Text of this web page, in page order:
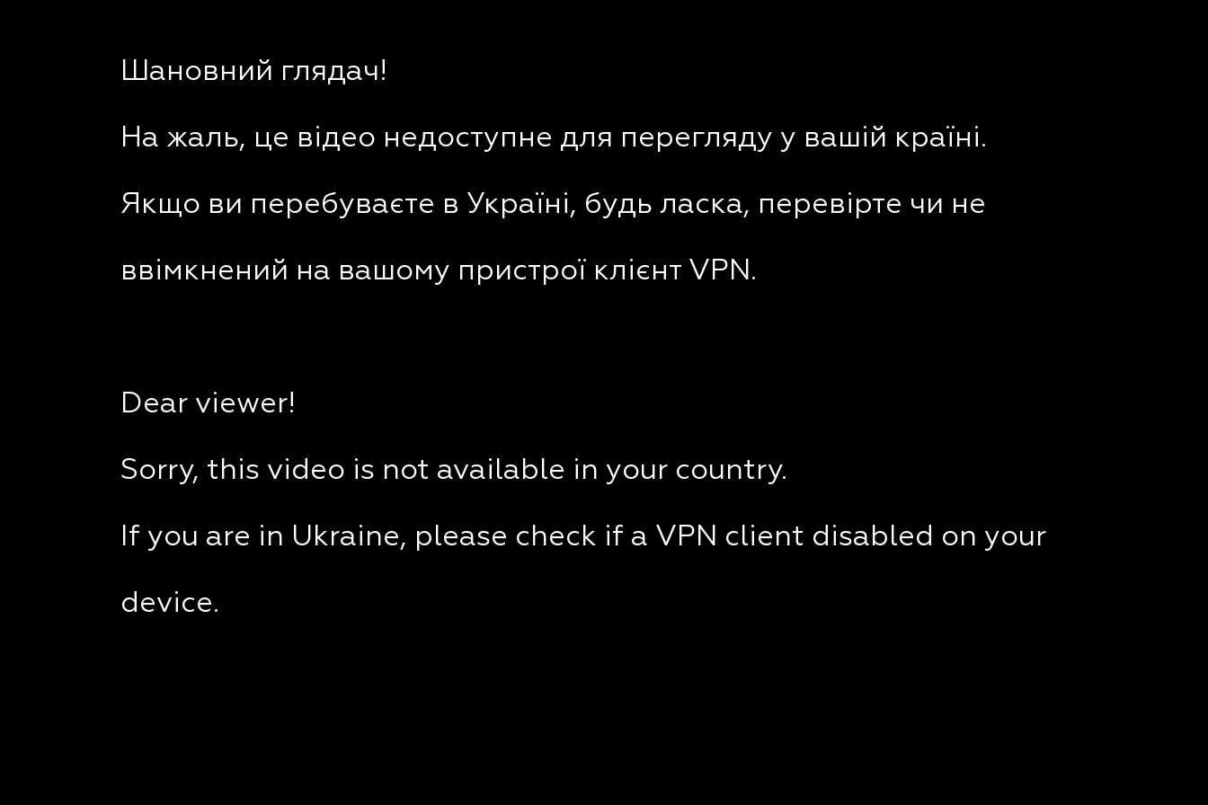
Шановний глядач!
На жаль, це відео недоступне для перегляду у вашій країні.
Якщо ви перебуваєте в Україні, будь ласка, перевірте чи не
ввімкнений на вашому пристрої клієнт VPN.
Dear viewer!
Sorry, this video is not available in your country.
If you are in Ukraine, please check if a VPN client disabled on your
device.